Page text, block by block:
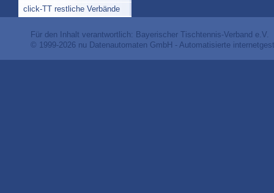
click-TT restliche Verbände
Für den Inhalt verantwortlich: Bayerischer Tischtennis-Verband e.V.
© 1999-2026 nu Datenautomaten GmbH - Automatisierte